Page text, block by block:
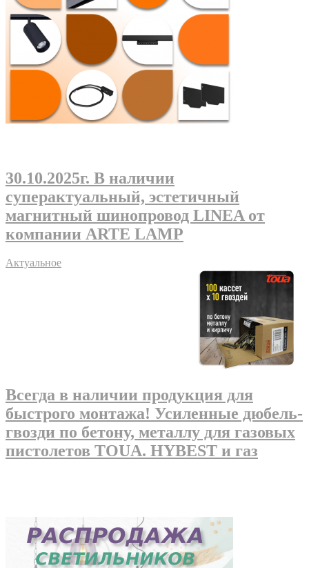
30.10.2025г. В наличии
суперактуальный, эстетичный
магнитный шинопровод LINEA от
компании ARTE LAMP
Актуальное
Всегда в наличии продукция для
быстрого монтажа! Усиленные дюбель-
гвозди по бетону, металлу для газовых
пистолетов TOUA. HYBEST и газ